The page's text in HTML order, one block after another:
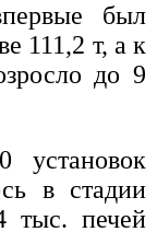
был
111,2 т, а к
до 9
установок
в стадии
тыс. печей